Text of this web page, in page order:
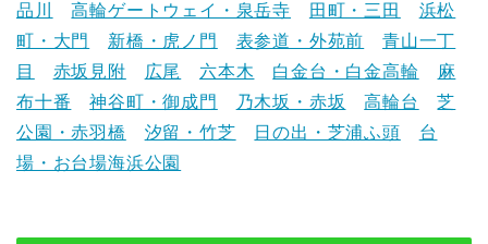
品川 高輪ゲートウェイ・泉岳寺 田町・三田
浜松
町・大門
新橋・虎ノ門 表参道・外苑前
青山一丁
目
赤坂見附 広尾 六本木 白金台・白金高輪
麻
布十番
神谷町・御成門 乃木坂・赤坂 高輪台
芝
公園・赤羽橋
汐留・竹芝 日の出・芝浦ふ頭
台
場・お台場海浜公園